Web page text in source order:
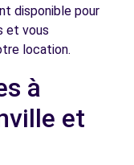
disponible pour
et vous
location.
à
et